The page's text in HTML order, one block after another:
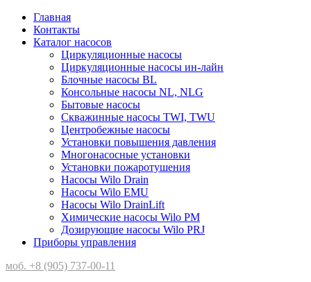
Главная
Контакты
Каталог насосов
Циркуляционные насосы
Циркуляционные насосы ин-лайн
Блочные насосы BL
Консольные насосы NL, NLG
Бытовые насосы
Скважинные насосы TWI, TWU
Центробежные насосы
Установки повышения давления
Многонасосные установки
Установки пожаротушения
Насосы Wilo Drain
Насосы Wilo EMU
Насосы Wilo DrainLift
Химические насосы Wilo PM
Дозирующие насосы Wilo PRJ
Приборы управления
моб. +8 (905) 737-00-11